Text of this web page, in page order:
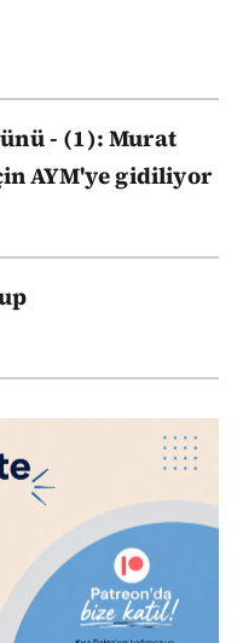
- (1): Murat
AYM'ye gidiliyor